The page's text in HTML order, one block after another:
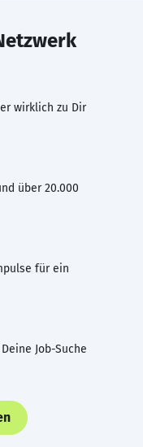
wirklich zu Dir
über 20.000
für ein
Job-Suche